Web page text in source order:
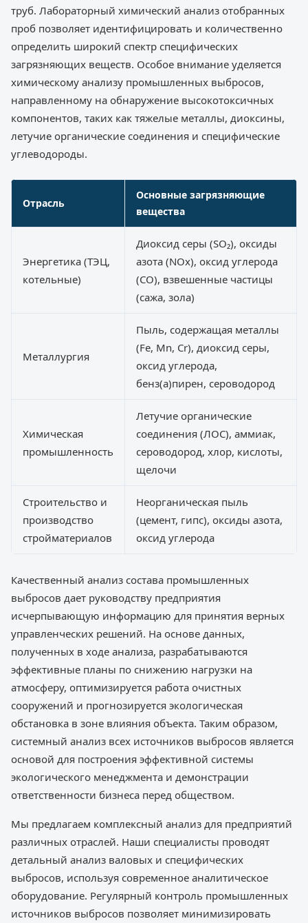
труб. Лабораторный химический анализ отобранных
проб позволяет идентифицировать и количественно
определить широкий спектр специфических
загрязняющих веществ. Особое внимание уделяется
химическому анализу промышленных выбросов,
направленному на обнаружение высокотоксичных
компонентов, таких как тяжелые металлы, диоксины,
летучие органические соединения и специфические
углеводороды.
Отрасль
Основные загрязняющие
вещества
Энергетика (ТЭЦ,
котельные)
Диоксид серы (SO₂), оксиды
азота (NOx), оксид углерода
(CO), взвешенные частицы
(сажа, зола)
Металлургия
Пыль, содержащая металлы
(Fe, Mn, Cr), диоксид серы,
оксид углерода,
бенз(а)пирен, сероводород
Химическая
промышленность
Летучие органические
соединения (ЛОС), аммиак,
сероводород, хлор, кислоты,
щелочи
Строительство и
производство
стройматериалов
Неорганическая пыль
(цемент, гипс), оксиды азота,
оксид углерода
Качественный анализ состава промышленных
выбросов дает руководству предприятия
исчерпывающую информацию для принятия верных
управленческих решений. На основе данных,
полученных в ходе анализа, разрабатываются
эффективные планы по снижению нагрузки на
атмосферу, оптимизируется работа очистных
сооружений и прогнозируется экологическая
обстановка в зоне влияния объекта. Таким образом,
системный анализ всех источников выбросов является
основой для построения эффективной системы
экологического менеджмента и демонстрации
ответственности бизнеса перед обществом.
Мы предлагаем комплексный анализ для предприятий
различных отраслей. Наши специалисты проводят
детальный анализ валовых и специфических
выбросов, используя современное аналитическое
оборудование. Регулярный контроль промышленных
источников выбросов позволяет минимизировать